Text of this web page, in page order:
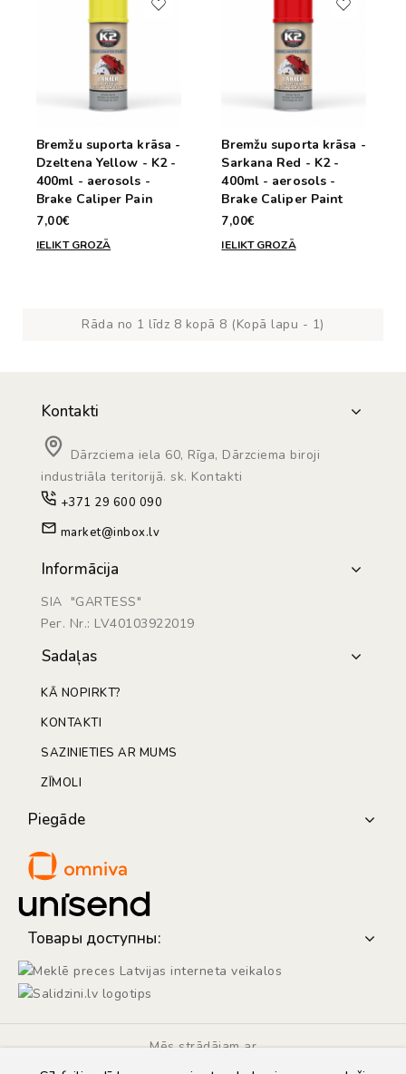
Bremžu suporta krāsa -
Dzeltena Yellow - K2 -
400ml - aerosols -
Brake Caliper Pain
7,00€
IELIKT GROZĀ
Bremžu suporta krāsa -
Sarkana Red - K2 -
400ml - aerosols -
Brake Caliper Paint
7,00€
IELIKT GROZĀ
Rāda no 1 līdz 8 kopā 8 (Kopā lapu - 1)
Kontakti
Dārzciema iela 60, Rīga, Dārzciema biroji
industriāla teritorijā. sk. Kontakti
+371 29 600 090
market@inbox.lv
Informācija
SIA "GARTESS"
Рег. Nr.: LV40103922019
Sadaļas
KĀ NOPIRKT?
KONTAKTI
SAZINIETIES AR MUMS
ZĪMOLI
Piegāde
Товары доступны:
Mēs strādājam ar